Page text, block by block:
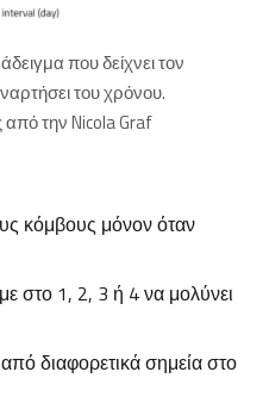
που δείχνει τον
του χρόνου.
από την Nicola Graf
κόμβους μόνον όταν
στο 1, 2, 3 ή 4 να μολύνει
διαφορετικά σημεία στο